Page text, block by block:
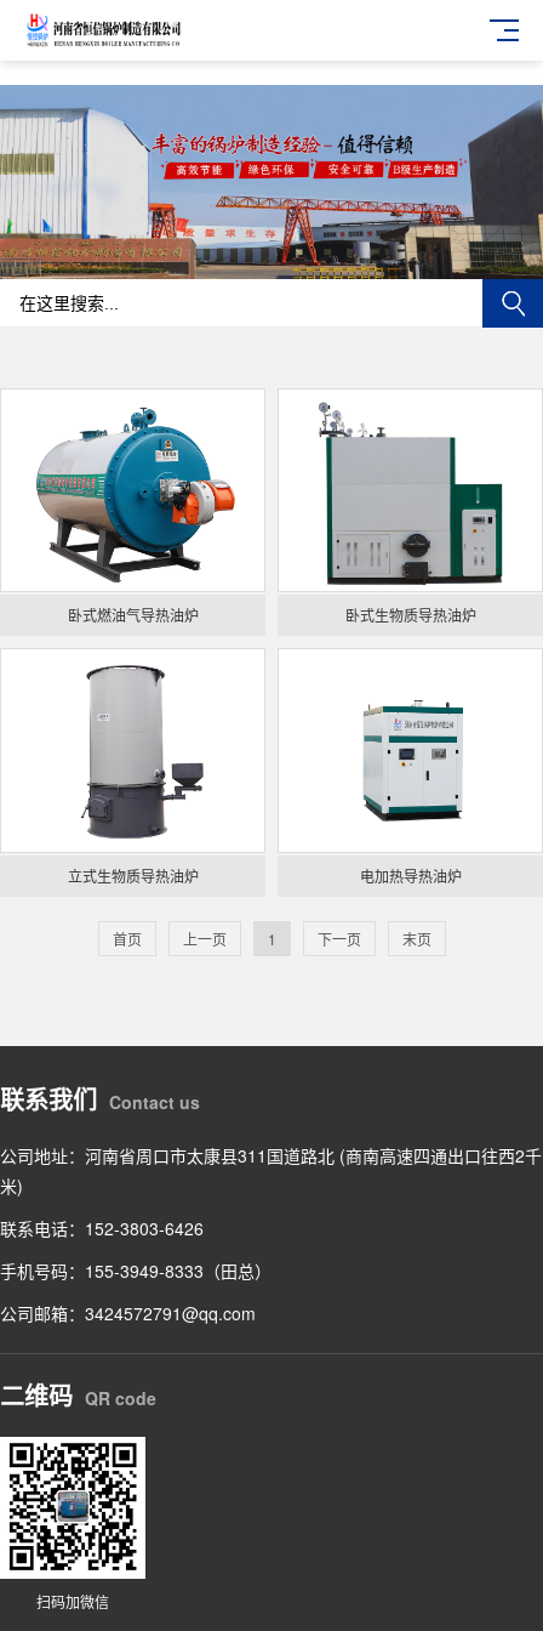
卧式燃油气导热油炉 卧式生物质导热油炉
立式生物质导热油炉 电加热导热油炉
首页 上一页 1 下一页 末页
联系我们 Contact us
公司地址：河南省周口市太康县311国道路北 (商南高速四通出口往西2千
米)
联系电话：152-3803-6426
手机号码：155-3949-8333（田总）
公司邮箱：3424572791@qq.com
二维码 QR code
扫码加微信